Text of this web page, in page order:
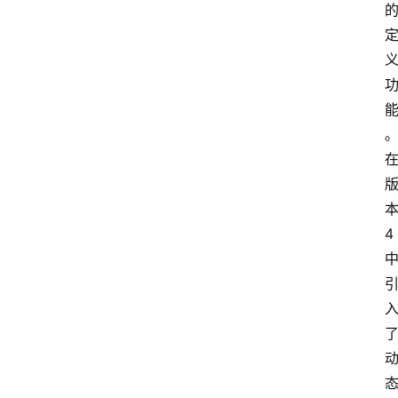
的
定
义
功
能
。
在
版
本
4
中
引
入
了
动
态